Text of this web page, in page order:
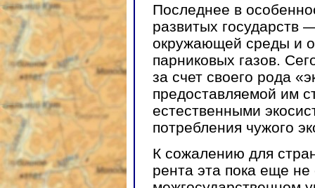
Последнее в
развитых государств
окружающей среды и
парниковых газов.
за счет своего рода
предоставляемой им
естественными
потребления чужого
К сожалению для
рента эта пока еще